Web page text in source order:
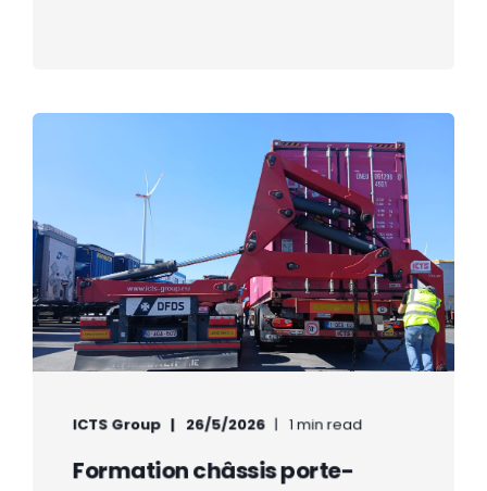
ICTS Group 26/5/2026 1 min read
Formation châssis porte-